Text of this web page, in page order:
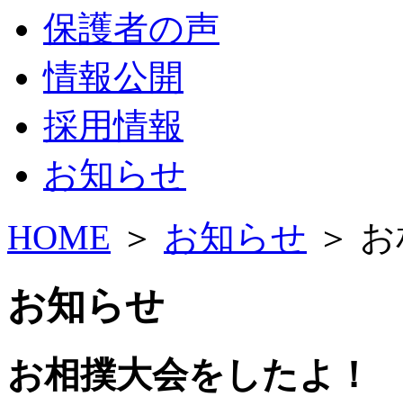
保護者の声
情報公開
採用情報
お知らせ
HOME ＞ お知らせ ＞
お知らせ
お相撲大会をしたよ！